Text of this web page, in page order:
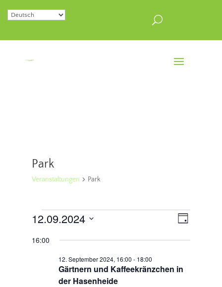
Park
Veranstaltungen Park
Veranstaltungen
für
12.
September
Tag
12.09.2024
16:00
Gärtnern und Kaffeekränzchen in
der Hasenheide
12. September 2024, 16:00 - 18:00